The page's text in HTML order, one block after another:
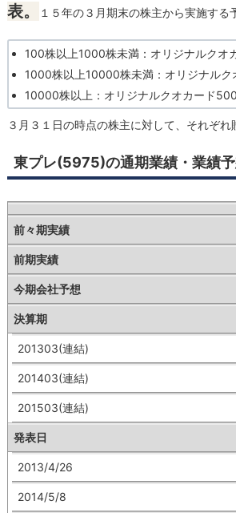
表。
１５年の３月期末の株主から実施する
100株以上1000株未満：オリジナルクオ
1000株以上10000株未満：オリジナル
10000株以上：オリジナルクオカード
３月３１日の時点の株主に対して、それぞれ
東プレ(5975)の通期業績・業績
前々期実績
前期実績
今期会社予想
決算期
201303(連結)
201403(連結)
201503(連結)
発表日
2013/4/26
2014/5/8